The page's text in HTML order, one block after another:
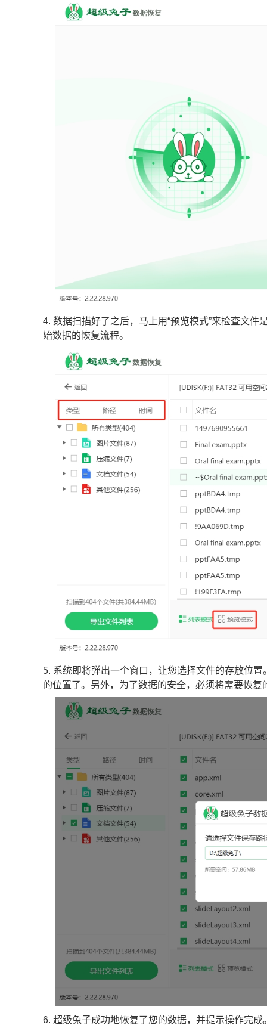
4. 数据扫描好了之后，马上用“预览模式”来检查文件
始数据的恢复流程。
5. 系统即将弹出一个窗口，让您选择文件的存放位
的位置了。另外，为了数据的安全，必须将需要恢
6. 超级兔子成功地恢复了您的数据，并提示操作完